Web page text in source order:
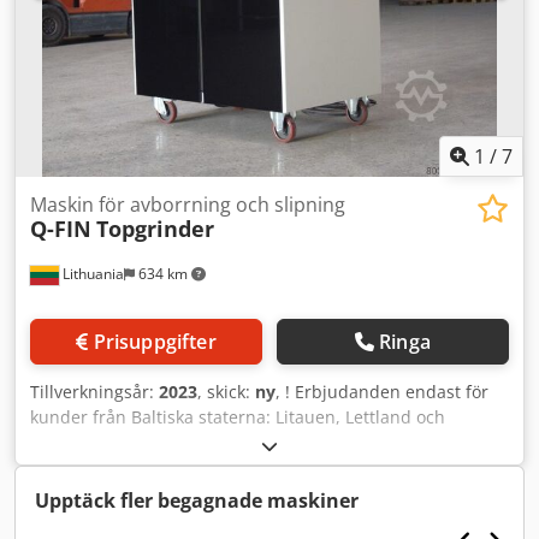
1 /7
Lithuania 634 km
Maskin för avborrning och slipning
Q-FIN Topgrinder
Prisuppgifter Ringa
Tillverkningsår: 2023, skick: ny, ! Erbjudanden endast för
kunder från Baltiska staterna: Litauen, Lettland och
Estland. - Mobil och kompakt konstruktion Cedjixz Hdopfx
Am Rorf - Standard med vakuumsystem 2,2 kW - Tillval
med 2 eller 4 elektromagneter - Utrustad med 2
sliphuvuden - Konsol med dubbelhandsmanövrering (CE-
Upptäck fler begagnade maskiner